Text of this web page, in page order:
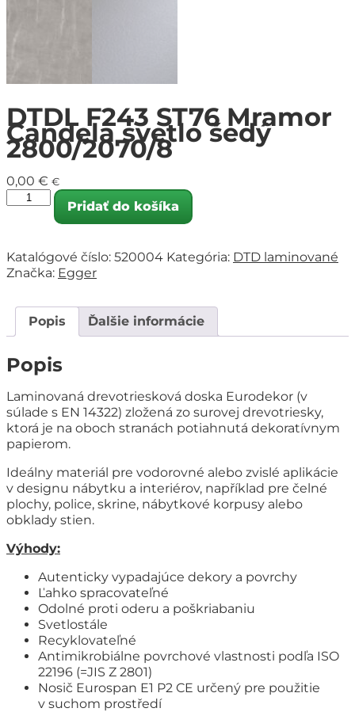
DTDL F243 ST76 Mramor
Candela svetlo šedý
2800/2070/8
0,00 € €
Pridať do košíka
Katalógové číslo: 520004 Kategória: DTD laminované
Značka: Egger
Popis Ďalšie informácie
Popis
Laminovaná drevotriesková doska Eurodekor (v
súlade s EN 14322) zložená zo surovej drevotriesky,
ktorá je na oboch stranách potiahnutá dekoratívnym
papierom.
Ideálny materiál pre vodorovné alebo zvislé aplikácie
v designu nábytku a interiérov, například pre čelné
plochy, police, skrine, nábytkové korpusy alebo
obklady stien.
Výhody:
Autenticky vypadajúce dekory a povrchy
Ľahko spracovateľné
Odolné proti oderu a poškriabaniu
Svetlostále
Recyklovateľné
Antimikrobiálne povrchové vlastnosti podľa ISO
22196 (=JIS Z 2801)
Nosič Eurospan E1 P2 CE určený pre použitie
v suchom prostředí